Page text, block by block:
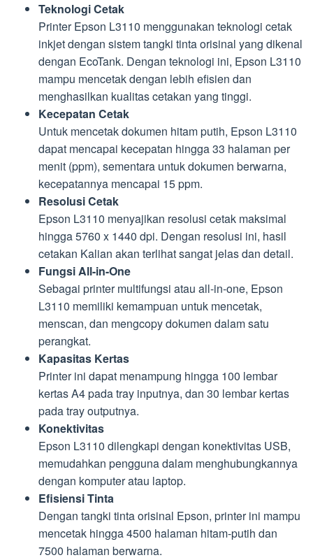
Teknologi Cetak
Printer Epson L3110 menggunakan teknologi cetak
inkjet dengan sistem tangki tinta orisinal yang dikenal
dengan EcoTank. Dengan teknologi ini, Epson L3110
mampu mencetak dengan lebih efisien dan
menghasilkan kualitas cetakan yang tinggi.
Kecepatan Cetak
Untuk mencetak dokumen hitam putih, Epson L3110
dapat mencapai kecepatan hingga 33 halaman per
menit (ppm), sementara untuk dokumen berwarna,
kecepatannya mencapai 15 ppm.
Resolusi Cetak
Epson L3110 menyajikan resolusi cetak maksimal
hingga 5760 x 1440 dpi. Dengan resolusi ini, hasil
cetakan Kalian akan terlihat sangat jelas dan detail.
Fungsi All-in-One
Sebagai printer multifungsi atau all-in-one, Epson
L3110 memiliki kemampuan untuk mencetak,
menscan, dan mengcopy dokumen dalam satu
perangkat.
Kapasitas Kertas
Printer ini dapat menampung hingga 100 lembar
kertas A4 pada tray inputnya, dan 30 lembar kertas
pada tray outputnya.
Konektivitas
Epson L3110 dilengkapi dengan konektivitas USB,
memudahkan pengguna dalam menghubungkannya
dengan komputer atau laptop.
Efisiensi Tinta
Dengan tangki tinta orisinal Epson, printer ini mampu
mencetak hingga 4500 halaman hitam-putih dan
7500 halaman berwarna.